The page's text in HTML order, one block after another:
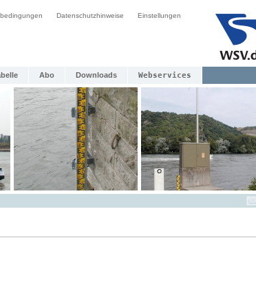
Datenschutzhinweise Einstellungen
Abo Downloads Webservices